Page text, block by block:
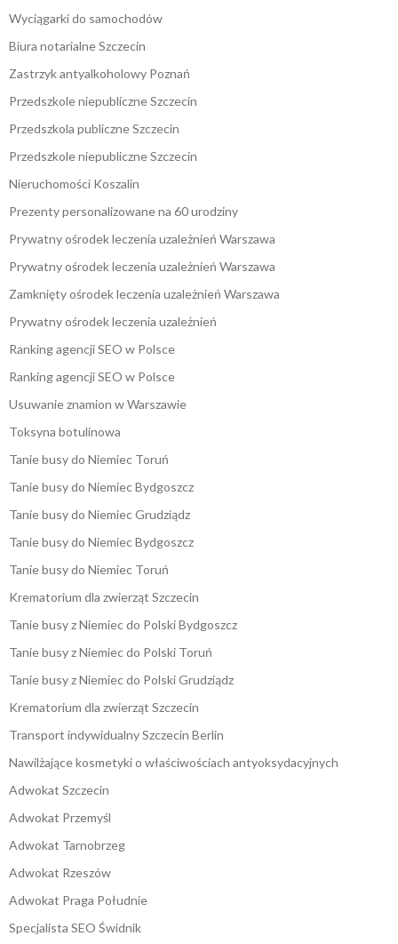
Wyciągarki do samochodów
Biura notarialne Szczecin
Zastrzyk antyalkoholowy Poznań
Przedszkole niepubliczne Szczecin
Przedszkola publiczne Szczecin
Przedszkole niepubliczne Szczecin
Nieruchomości Koszalin
Prezenty personalizowane na 60 urodziny
Prywatny ośrodek leczenia uzależnień Warszawa
Prywatny ośrodek leczenia uzależnień Warszawa
Zamknięty ośrodek leczenia uzależnień Warszawa
Prywatny ośrodek leczenia uzależnień
Ranking agencji SEO w Polsce
Ranking agencji SEO w Polsce
Usuwanie znamion w Warszawie
Toksyna botulinowa
Tanie busy do Niemiec Toruń
Tanie busy do Niemiec Bydgoszcz
Tanie busy do Niemiec Grudziądz
Tanie busy do Niemiec Bydgoszcz
Tanie busy do Niemiec Toruń
Krematorium dla zwierząt Szczecin
Tanie busy z Niemiec do Polski Bydgoszcz
Tanie busy z Niemiec do Polski Toruń
Tanie busy z Niemiec do Polski Grudziądz
Krematorium dla zwierząt Szczecin
Transport indywidualny Szczecin Berlin
Nawilżające kosmetyki o właściwościach antyoksydacyjnych
Adwokat Szczecin
Adwokat Przemyśl
Adwokat Tarnobrzeg
Adwokat Rzeszów
Adwokat Praga Południe
Specjalista SEO Świdnik